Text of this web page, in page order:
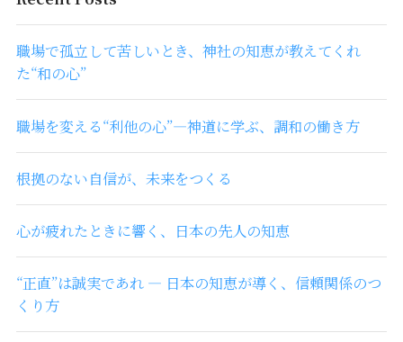
職場で孤立して苦しいとき、神社の知恵が教えてくれ
た“和の心”
職場を変える“利他の心”―神道に学ぶ、調和の働き方
根拠のない自信が、未来をつくる
心が疲れたときに響く、日本の先人の知恵
“正直”は誠実であれ ― 日本の知恵が導く、信頼関係のつ
くり方